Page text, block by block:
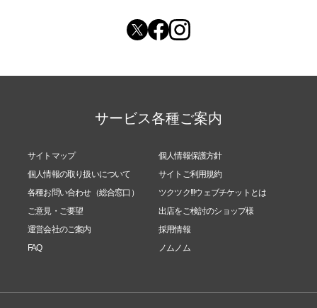
サービス各種ご案内
サイトマップ
個人情報保護方針
個人情報の取り扱いについて
サイトご利用規約
各種お問い合わせ（総合窓口）
ツクツク!!!ウェブチケットとは
ご意見・ご要望
出店をご検討のショップ様
運営会社のご案内
採用情報
FAQ
ノムノム